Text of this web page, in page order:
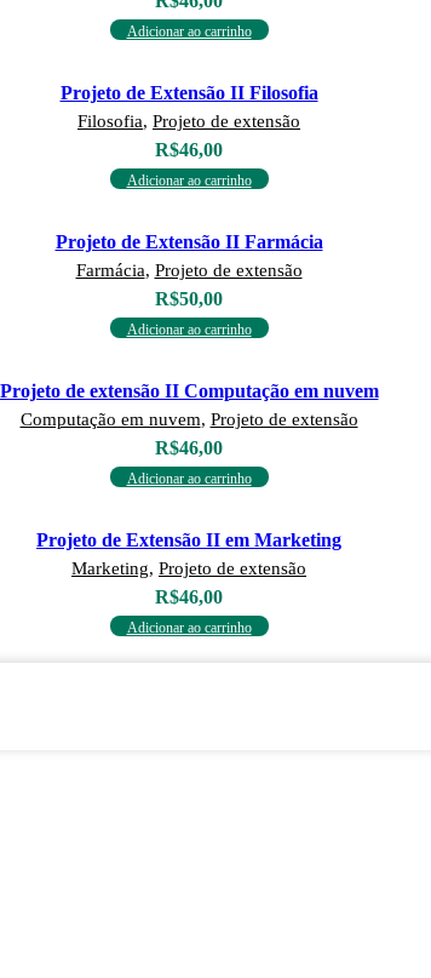
Adicionar ao carrinho
Projeto de Extensão II Filosofia
Filosofia, Projeto de extensão
R$46,00
Adicionar ao carrinho
Projeto de Extensão II Farmácia
Farmácia, Projeto de extensão
R$50,00
Adicionar ao carrinho
Projeto de extensão II Computação em nuvem
Computação em nuvem, Projeto de extensão
R$46,00
Adicionar ao carrinho
Projeto de Extensão II em Marketing
Marketing, Projeto de extensão
R$46,00
Adicionar ao carrinho